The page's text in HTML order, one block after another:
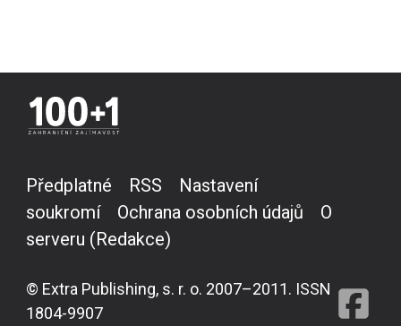
Předplatné RSS
Nastavení
soukromí
Ochrana osobních údajů
O
serveru (Redakce)
© Extra Publishing, s. r. o. 2007–2011. ISSN
1804-9907